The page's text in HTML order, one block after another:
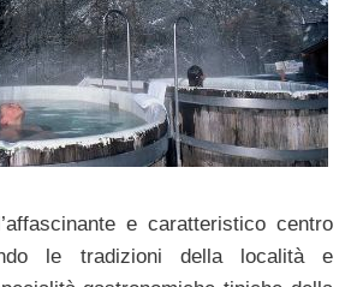
e caratteristico centro
le tradizioni della località e